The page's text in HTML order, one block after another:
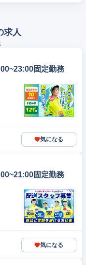
求人
固定勤務
気になる
固定勤務
気になる